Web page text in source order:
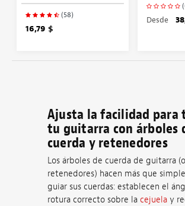
(58)
16,79 $
Desde
Ajusta la facilidad para
tu guitarra con árboles
cuerda y retenedores
Los árboles de cuerda de guitarra (o
retenedores) hacen más que
guiar sus cuerdas: establecen el
rotura correcto sobre la cejuela y